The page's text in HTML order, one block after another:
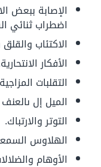
الإصابة ببعض
اضطراب ثنائي
الاكتئاب
الأفكار
التقلبات
الميل إل ىالعنف
التوتر والارتباك.
الهلاوس
الأوهام